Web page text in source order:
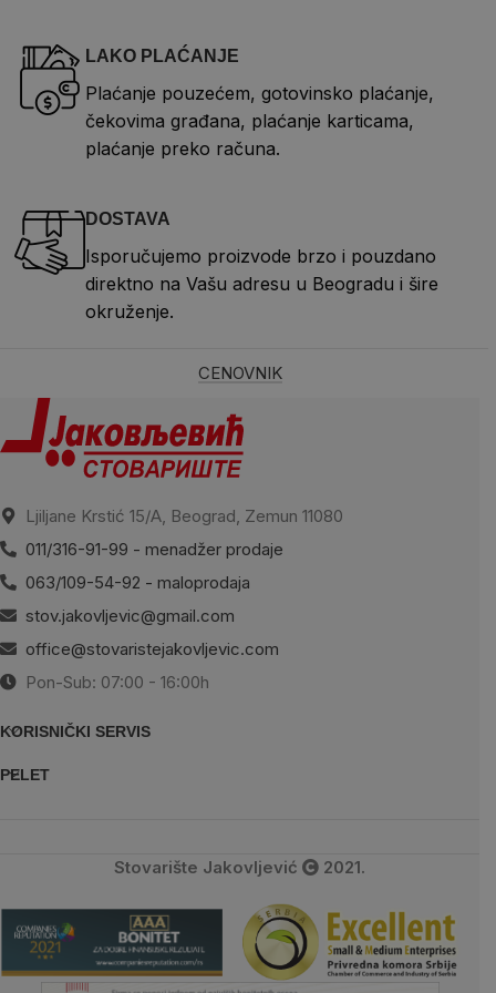
LAKO PLAĆANJE
Plaćanje pouzećem, gotovinsko plaćanje,
čekovima građana, plaćanje karticama,
plaćanje preko računa.
DOSTAVA
Isporučujemo proizvode brzo i pouzdano
direktno na Vašu adresu u Beogradu i šire
okruženje.
CENOVNIK
Ljiljane Krstić 15/A, Beograd, Zemun 11080
011/316-91-99 - menadžer prodaje
063/109-54-92 - maloprodaja
stov.jakovljevic@gmail.com
office@stovaristejakovljevic.com
Pon-Sub: 07:00 - 16:00h
KORISNIČKI SERVIS
PELET
Stovarište Jakovljević 2021.